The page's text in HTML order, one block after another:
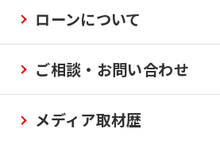
ローンについて
ご相談・お問い合わせ
メディア取材歴